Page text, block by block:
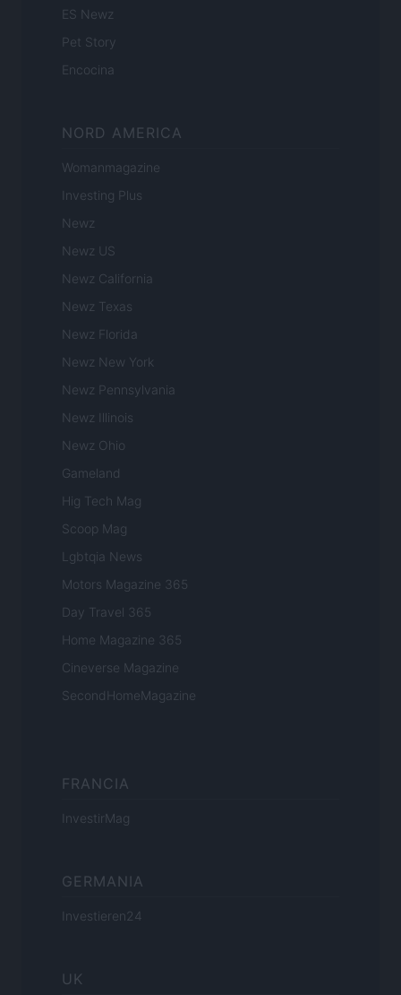
ES Newz
Pet Story
Encocina
NORD AMERICA
Womanmagazine
Investing Plus
Newz
Newz US
Newz California
Newz Texas
Newz Florida
Newz New York
Newz Pennsylvania
Newz Illinois
Newz Ohio
Gameland
Hig Tech Mag
Scoop Mag
Lgbtqia News
Motors Magazine 365
Day Travel 365
Home Magazine 365
Cineverse Magazine
SecondHomeMagazine
FRANCIA
InvestirMag
GERMANIA
Investieren24
UK